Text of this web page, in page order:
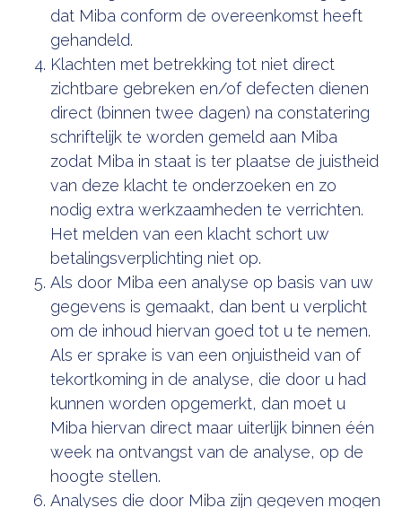
dat Miba conform de overeenkomst heeft
gehandeld.
Klachten met betrekking tot niet direct
zichtbare gebreken en/of defecten dienen
direct (binnen twee dagen) na constatering
schriftelijk te worden gemeld aan Miba
zodat Miba in staat is ter plaatse de juistheid
van deze klacht te onderzoeken en zo
nodig extra werkzaamheden te verrichten.
Het melden van een klacht schort uw
betalingsverplichting niet op.
Als door Miba een analyse op basis van uw
gegevens is gemaakt, dan bent u verplicht
om de inhoud hiervan goed tot u te nemen.
Als er sprake is van een onjuistheid van of
tekortkoming in de analyse, die door u had
kunnen worden opgemerkt, dan moet u
Miba hiervan direct maar uiterlijk binnen één
week na ontvangst van de analyse, op de
hoogte stellen.
Analyses die door Miba zijn gegeven mogen